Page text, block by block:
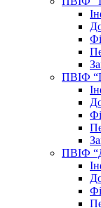
ПВІФ
ПВІФ